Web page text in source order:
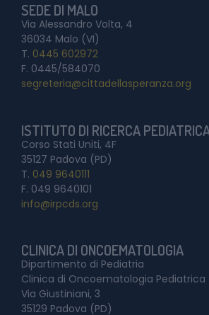
SEDE DI MALO
Via Alessandro Volta, 4
36034 Malo (VI)
T. 0445 602972
F. 0445/584070
segreteria@cittadellasperanza.org
ISTITUTO DI RICERCA
Corso Stati Uniti, 4F
35127 Padova (PD)
T. 049 9640111
F. 049 9640101
info@irpcds.org
CLINICA DI ONCOEMATOLOGIA
Dipartimento di Pediatria
Clinica di Oncoematologia Pediatrica
Via Giustiniani, 3
35129 Padova (PD)